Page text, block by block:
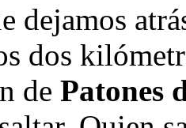
dejamos
dos
de Patones